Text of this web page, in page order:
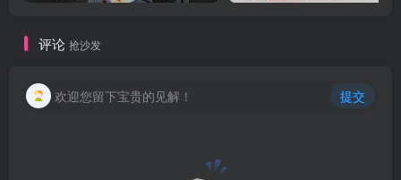
评论 抢沙发
欢迎您留下宝贵的见解！ 提交